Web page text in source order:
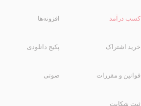
کسب درآمد
خرید اشتراک
قوانین و مقررات
ثبت شکایت
افزونه‌ها
پکیج دانلودی
صوتی